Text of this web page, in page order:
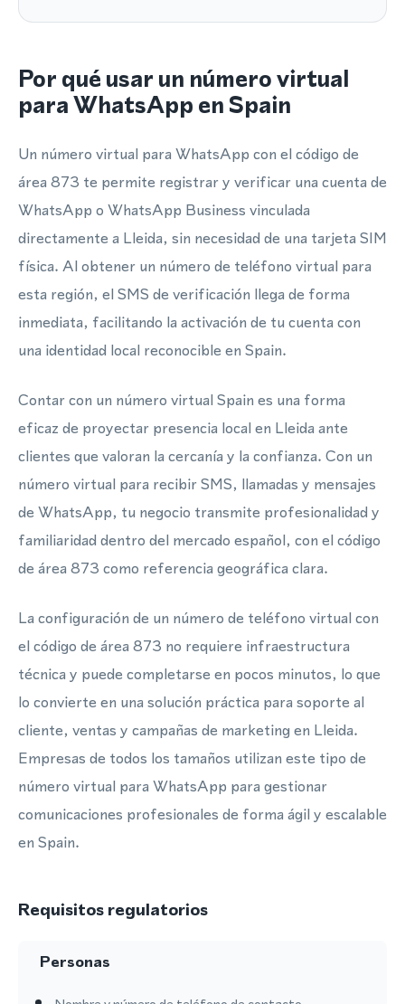
Por qué usar un número virtual
para WhatsApp en Spain
Un número virtual para WhatsApp con el código de
área 873 te permite registrar y verificar una cuenta de
WhatsApp o WhatsApp Business vinculada
directamente a Lleida, sin necesidad de una tarjeta SIM
física. Al obtener un número de teléfono virtual para
esta región, el SMS de verificación llega de forma
inmediata, facilitando la activación de tu cuenta con
una identidad local reconocible en Spain.
Contar con un número virtual Spain es una forma
eficaz de proyectar presencia local en Lleida ante
clientes que valoran la cercanía y la confianza. Con un
número virtual para recibir SMS, llamadas y mensajes
de WhatsApp, tu negocio transmite profesionalidad y
familiaridad dentro del mercado español, con el código
de área 873 como referencia geográfica clara.
La configuración de un número de teléfono virtual con
el código de área 873 no requiere infraestructura
técnica y puede completarse en pocos minutos, lo que
lo convierte en una solución práctica para soporte al
cliente, ventas y campañas de marketing en Lleida.
Empresas de todos los tamaños utilizan este tipo de
número virtual para WhatsApp para gestionar
comunicaciones profesionales de forma ágil y escalable
en Spain.
Requisitos regulatorios
Personas